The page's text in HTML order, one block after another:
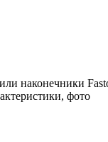
наконечники
фото